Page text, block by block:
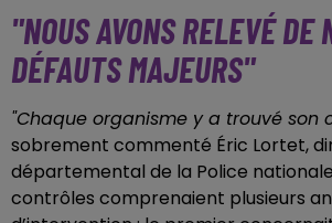
"NOUS AVONS RELEVÉ DE
DÉFAUTS MAJEURS"
"Chaque organisme y a trouvé son
sobrement commenté Éric Lortet,
départemental de la Police
contrôles comprenaient plusieurs